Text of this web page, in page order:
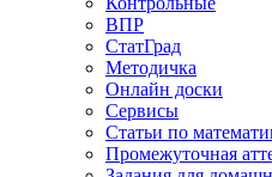
ВПР
СтатГрад
Методичка
Онлайн доски
Сервисы
Статьи по
Промежуточная